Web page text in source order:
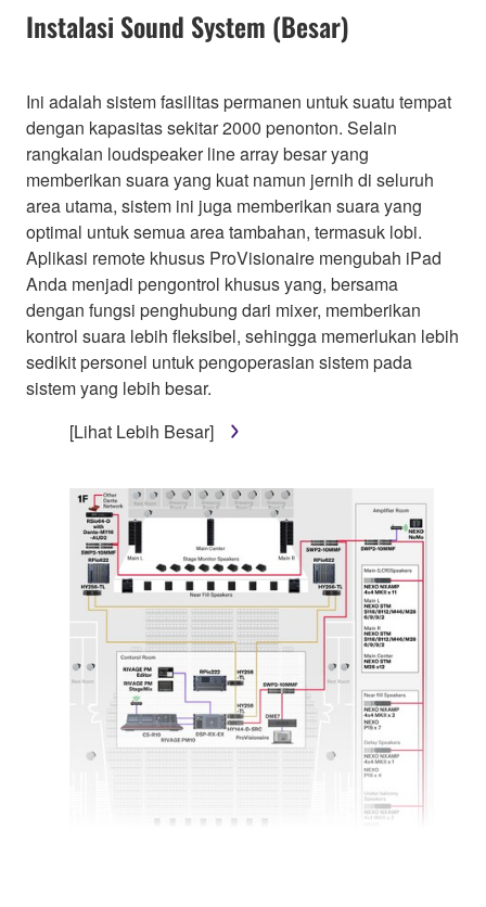
Instalasi Sound System (Besar)
Ini adalah sistem fasilitas permanen untuk suatu tempat
dengan kapasitas sekitar 2000 penonton. Selain
rangkaian loudspeaker line array besar yang
memberikan suara yang kuat namun jernih di seluruh
area utama, sistem ini juga memberikan suara yang
optimal untuk semua area tambahan, termasuk lobi.
Aplikasi remote khusus ProVisionaire mengubah iPad
Anda menjadi pengontrol khusus yang, bersama
dengan fungsi penghubung dari mixer, memberikan
kontrol suara lebih fleksibel, sehingga memerlukan lebih
sedikit personel untuk pengoperasian sistem pada
sistem yang lebih besar.
[Lihat Lebih Besar]